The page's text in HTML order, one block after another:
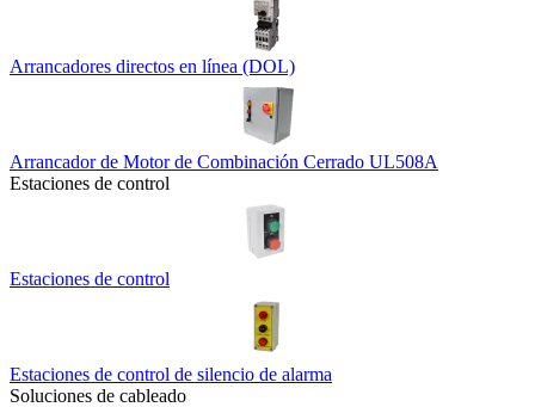
Arrancadores directos en línea (DOL)
Arrancador de Motor de Combinación Cerrado UL508A
Estaciones de control
Estaciones de control
Estaciones de control de silencio de alarma
Soluciones de cableado